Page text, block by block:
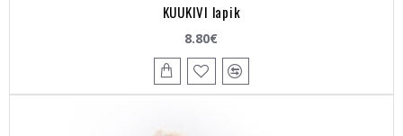
KUUKIVI lapik
8.80€